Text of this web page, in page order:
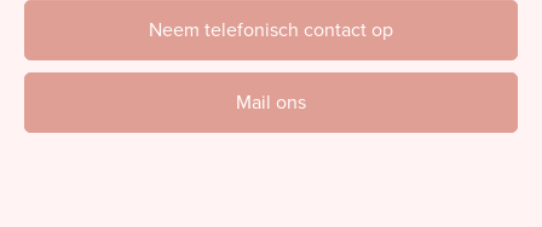
Neem telefonisch contact op
Mail ons